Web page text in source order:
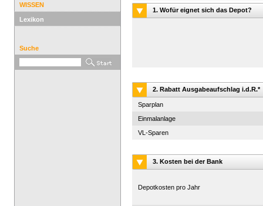
WISSEN
Lexikon
Suche
1. Wofür eignet sich das Depot?
2. Rabatt Ausgabeaufschlag i.d.R.*
Sparplan
Einmalanlage
VL-Sparen
3. Kosten bei der Bank
Depotkosten pro Jahr